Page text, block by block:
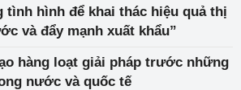
tình hình để khai thác hiệu quả thị
và đẩy mạnh xuất khẩu”
hàng loạt giải pháp trước những
nước và quốc tế